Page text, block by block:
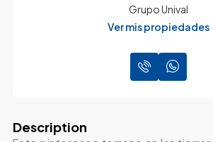
Grupo Unival
Ver mis propiedades
Description